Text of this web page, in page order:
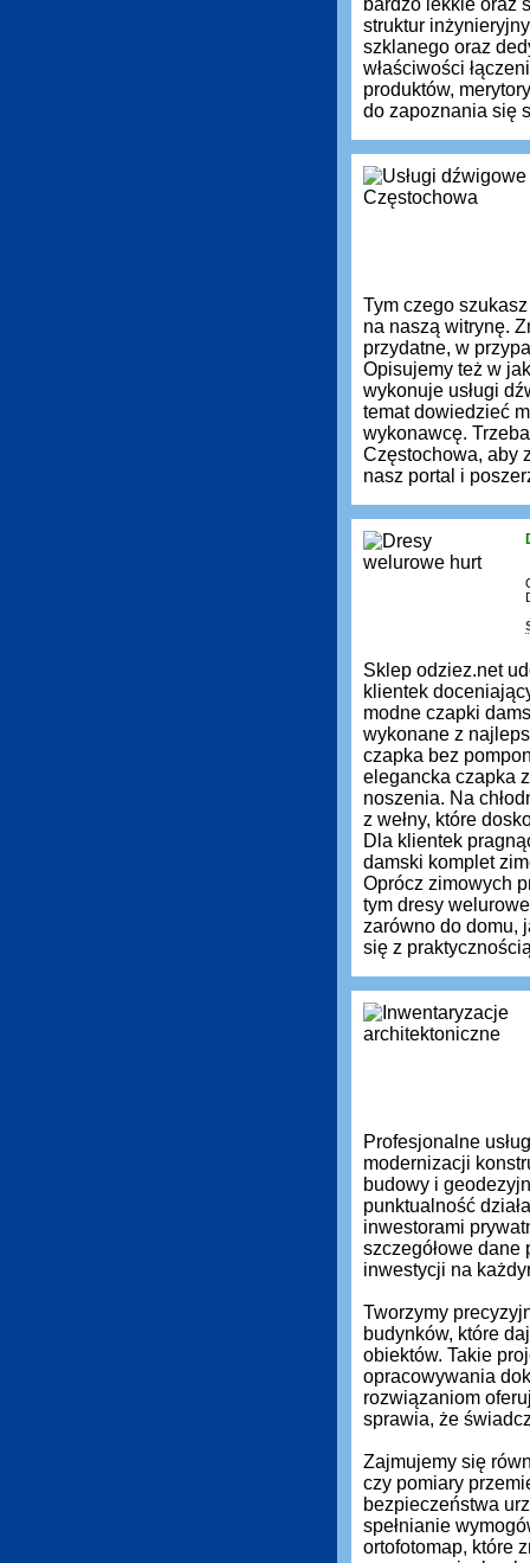
bardzo lekkie oraz
struktur
szklanego oraz
właściwości
produktów,
do zapoznania się
Tym czego
na naszą witrynę.
przydatne, w
Opisujemy też w
wykonuje usługi
temat dowiedzieć
wykonawcę.
Częstochowa, aby
nasz portal i
Sklep odziez.net
klientek
modne czapki
wykonane z
czapka bez
elegancka czapka
noszenia. Na
z wełny, które
Dla klientek
damski komplet
Oprócz zimowych
tym dresy
zarówno do domu,
się z
Profesjonalne
modernizacji
budowy i
punktualność
inwestorami
szczegółowe dane
inwestycji na
Tworzymy
budynków, które
obiektów. Takie
opracowywania
rozwiązaniom
sprawia, że
Zajmujemy się
czy pomiary
bezpieczeństwa
spełnianie
ortofotomap, które